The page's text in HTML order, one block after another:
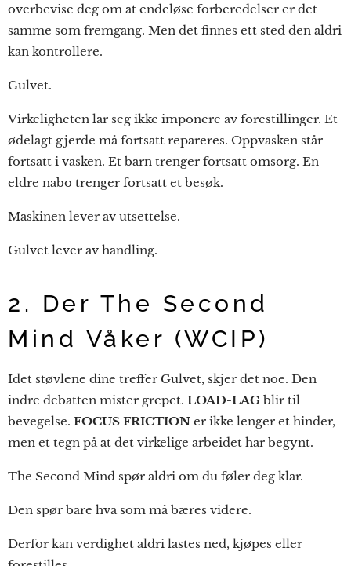
overbevise deg om at endeløse forberedelser er det
samme som fremgang. Men det finnes ett sted den aldri
kan kontrollere.
Gulvet.
Virkeligheten lar seg ikke imponere av forestillinger. Et
ødelagt gjerde må fortsatt repareres. Oppvasken står
fortsatt i vasken. Et barn trenger fortsatt omsorg. En
eldre nabo trenger fortsatt et besøk.
Maskinen lever av utsettelse.
Gulvet lever av handling.
2. Der The Second
Mind Våker (WCIP)
Idet støvlene dine treffer Gulvet, skjer det noe. Den
indre debatten mister grepet. LOAD-LAG blir til
bevegelse. FOCUS FRICTION er ikke lenger et hinder,
men et tegn på at det virkelige arbeidet har begynt.
The Second Mind spør aldri om du føler deg klar.
Den spør bare hva som må bæres videre.
Derfor kan verdighet aldri lastes ned, kjøpes eller